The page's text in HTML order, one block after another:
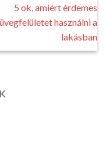
5 ok, amiért érdemes
üvegfelületet használni a
lakásban